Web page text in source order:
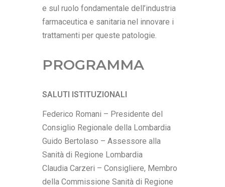
e sul ruolo fondamentale dell’industria
farmaceutica e sanitaria nel innovare i
trattamenti per queste patologie.
PROGRAMMA
SALUTI ISTITUZIONALI
Federico Romani – Presidente del
Consiglio Regionale della Lombardia
Guido Bertolaso – Assessore alla
Sanità di Regione Lombardia
Claudia Carzeri – Consigliere, Membro
della Commissione Sanità di Regione